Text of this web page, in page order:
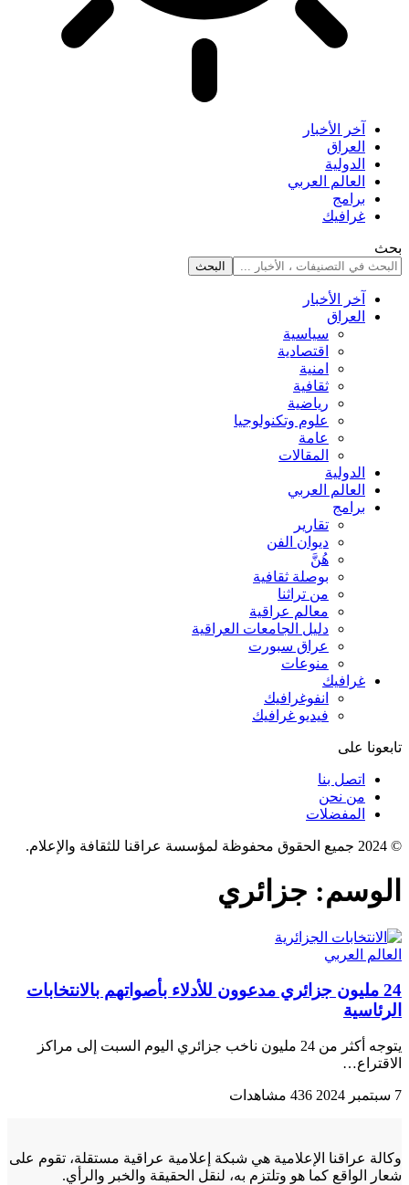
آخر الأخبار
العراق
الدولية
العالم العربي
برامج
غرافيك
بحث
آخر الأخبار
العراق
سياسية
اقتصادية
امنية
ثقافية
رياضية
علوم وتكنولوجيا
عامة
المقالات
الدولية
العالم العربي
برامج
تقارير
ديوان الفن
هُنَّ
بوصلة ثقافية
من تراثنا
معالم عراقية
دليل الجامعات العراقية
عراق سبورت
منوعات
غرافيك
انفوغرافيك
فيديو غرافيك
تابعونا على
اتصل بنا
من نحن
المفضلات
© 2024 جميع الحقوق محفوظة لمؤسسة عراقنا للثقافة والإعلام.
الوسم: جزائري
العالم العربي
24 مليون جزائري مدعوون للأدلاء بأصواتهم بالانتخابات
الرئاسية
يتوجه أكثر من 24 مليون ناخب جزائري اليوم السبت إلى مراكز
الاقتراع…
7 سبتمبر 2024 436 مشاهدات
وكالة عراقنا الإعلامية هي شبكة إعلامية عراقية مستقلة، تقوم على
شعار الواقع كما هو وتلتزم به، لنقل الحقيقة والخبر والرأي.